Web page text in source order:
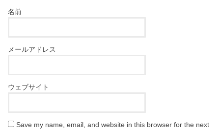
名前
メールアドレス
ウェブサイト
Save my name, email, and website in this browser for the next